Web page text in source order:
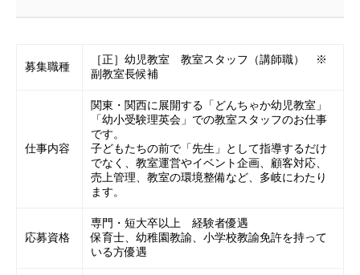
募集職種
［正］幼児教室 教室スタッフ（講師職） ※
副教室長候補
仕事内容
関東・関西に展開する「どんちゃか幼児教室」
「幼小受験理英会」での教室スタッフのお仕事
です。
子どもたちの前で「先生」として指導するだけ
でなく、教室運営やイベント企画、顧客対応、
売上管理、教室の環境整備など、多岐にわたり
ます。
応募資格
専門・短大卒以上 経験者優遇
保育士、幼稚園教諭、小学校教諭免許を持って
いる方優遇